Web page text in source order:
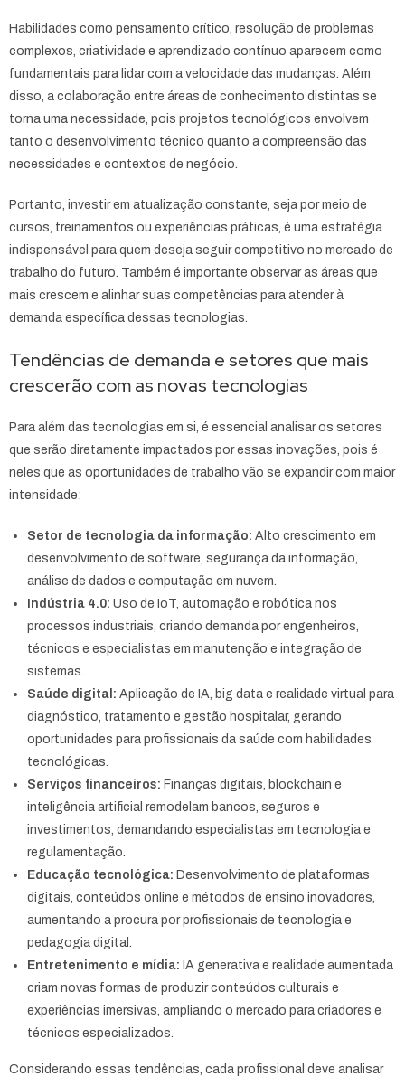
Habilidades como pensamento crítico, resolução de problemas
complexos, criatividade e aprendizado contínuo aparecem como
fundamentais para lidar com a velocidade das mudanças. Além
disso, a colaboração entre áreas de conhecimento distintas se
torna uma necessidade, pois projetos tecnológicos envolvem
tanto o desenvolvimento técnico quanto a compreensão das
necessidades e contextos de negócio.
Portanto, investir em atualização constante, seja por meio de
cursos, treinamentos ou experiências práticas, é uma estratégia
indispensável para quem deseja seguir competitivo no mercado de
trabalho do futuro. Também é importante observar as áreas que
mais crescem e alinhar suas competências para atender à
demanda específica dessas tecnologias.
Tendências de demanda e setores que mais
crescerão com as novas tecnologias
Para além das tecnologias em si, é essencial analisar os setores
que serão diretamente impactados por essas inovações, pois é
neles que as oportunidades de trabalho vão se expandir com maior
intensidade:
Setor de tecnologia da informação: Alto crescimento em
desenvolvimento de software, segurança da informação,
análise de dados e computação em nuvem.
Indústria 4.0: Uso de IoT, automação e robótica nos
processos industriais, criando demanda por engenheiros,
técnicos e especialistas em manutenção e integração de
sistemas.
Saúde digital: Aplicação de IA, big data e realidade virtual para
diagnóstico, tratamento e gestão hospitalar, gerando
oportunidades para profissionais da saúde com habilidades
tecnológicas.
Serviços financeiros: Finanças digitais, blockchain e
inteligência artificial remodelam bancos, seguros e
investimentos, demandando especialistas em tecnologia e
regulamentação.
Educação tecnológica: Desenvolvimento de plataformas
digitais, conteúdos online e métodos de ensino inovadores,
aumentando a procura por profissionais de tecnologia e
pedagogia digital.
Entretenimento e mídia: IA generativa e realidade aumentada
criam novas formas de produzir conteúdos culturais e
experiências imersivas, ampliando o mercado para criadores e
técnicos especializados.
Considerando essas tendências, cada profissional deve analisar